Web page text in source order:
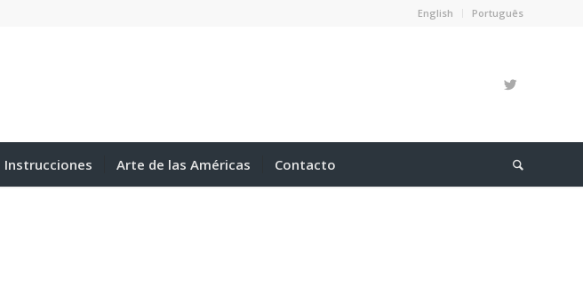
English Português
Instrucciones Arte de las Américas Contacto